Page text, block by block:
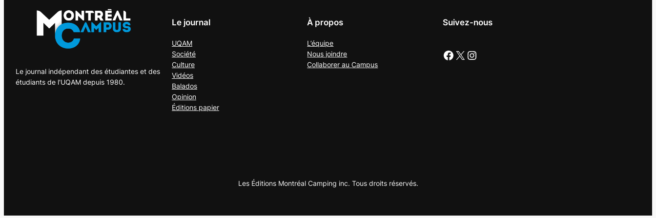
Le journal indépendant des étudiantes et des
étudiants de l'UQAM depuis 1980.
Le journal
UQAM
Société
Culture
Vidéos
Balados
Opinion
Éditions papier
À propos
L’équipe
Nous joindre
Collaborer auCampus
Suivez-nous
Facebook X Instagram
Les Éditions Montréal Camping inc. Tous droits réservés.